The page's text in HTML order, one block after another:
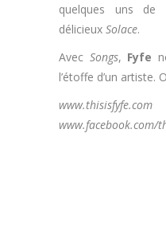
quelques uns de
délicieux Solace.
Avec Songs, Fyfe
l’étoffe d’un artiste.
www.thisisfyfe.com
www.facebook.com/